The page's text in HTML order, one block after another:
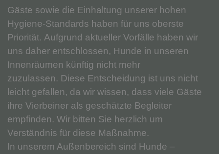
Gäste sowie die Einhaltung unserer hohen
Hygiene-Standards haben für uns oberste
Priorität. Aufgrund aktueller Vorfälle haben wir
uns daher entschlossen, Hunde in unseren
Innenräumen künftig nicht mehr
zuzulassen. Diese Entscheidung ist uns nicht
leicht gefallen, da wir wissen, dass viele Gäste
ihre Vierbeiner als geschätzte Begleiter
empfinden. Wir bitten Sie herzlich um
Verständnis für diese Maßnahme.
In unserem Außenbereich sind Hunde –